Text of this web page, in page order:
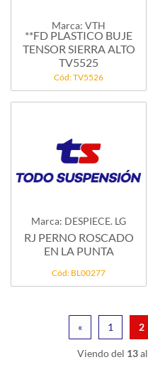
Marca: VTH
**FD PLASTICO BUJE
TENSOR SIERRA ALTO
TV5525
Cód: TV5526
Marca: DESPIECE. LG
RJ PERNO ROSCADO
EN LA PUNTA
Cód: BL00277
« 1 2
Viendo del 13al